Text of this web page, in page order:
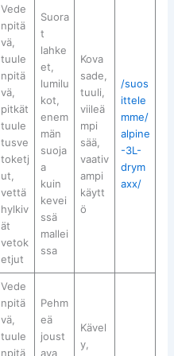
Vede
npitä
vä,
tuule
npitä
vä,
pitkät
tuule
tusve
toketj
ut,
vettä
hylkiv
ät
vetok
etjut
Suora
t
lahke
et,
lumilu
kot,
enem
män
suoja
a
kuin
kevei
ssä
mallei
ssa
Kova
sade,
tuuli,
viileä
mpi
sää,
vaativ
ampi
käytt
ö
/suos
ittele
mme/
alpine
-3L-
drym
axx/
Vede
npitä
vä,
tuule
npitä
Pehm
eä
joust
ava
Kävel
y,